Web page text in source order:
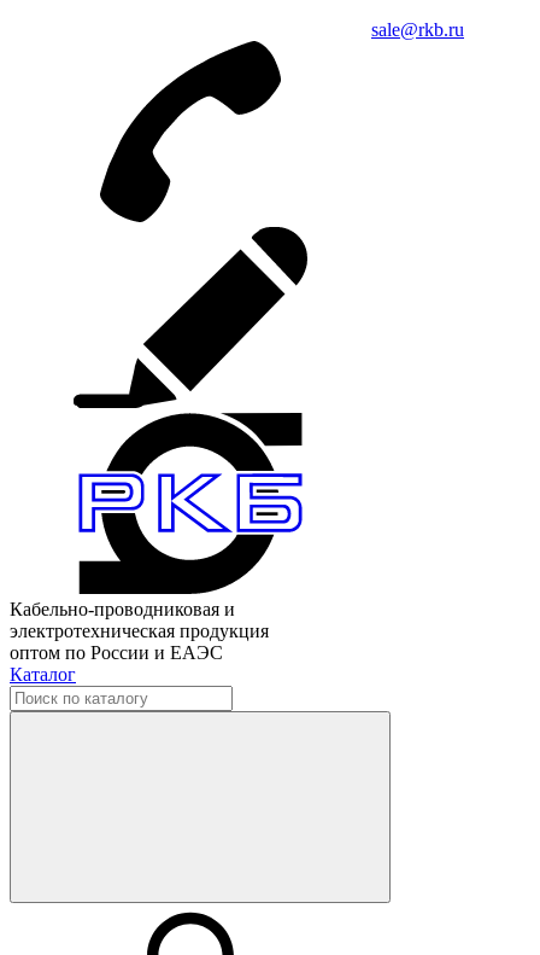
sale@rkb.ru
Кабельно-проводниковая и
электротехническая продукция
оптом по России и ЕАЭС
Каталог